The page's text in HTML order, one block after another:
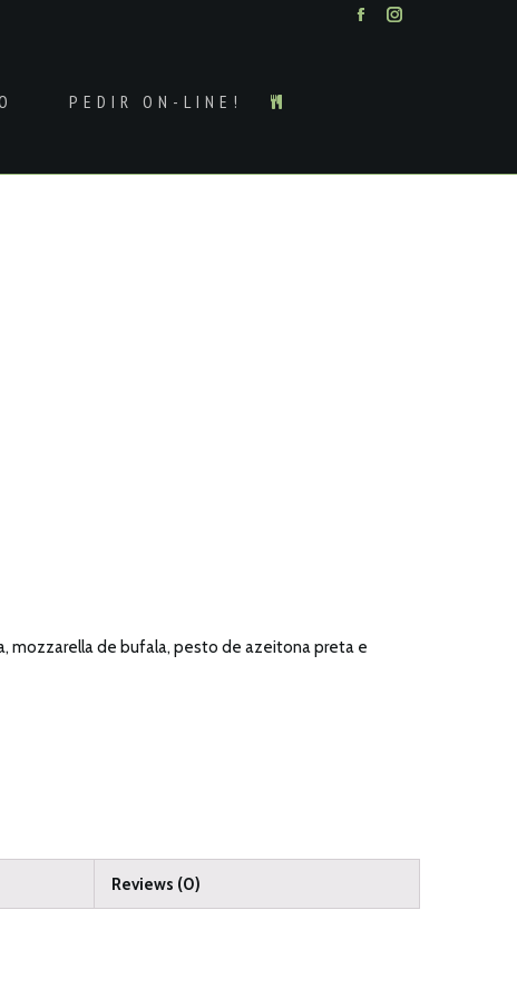
FacebookInstagram
PEDIR ON-LINE!
mozzarella de bufala, pesto de azeitona preta e
Reviews (0)